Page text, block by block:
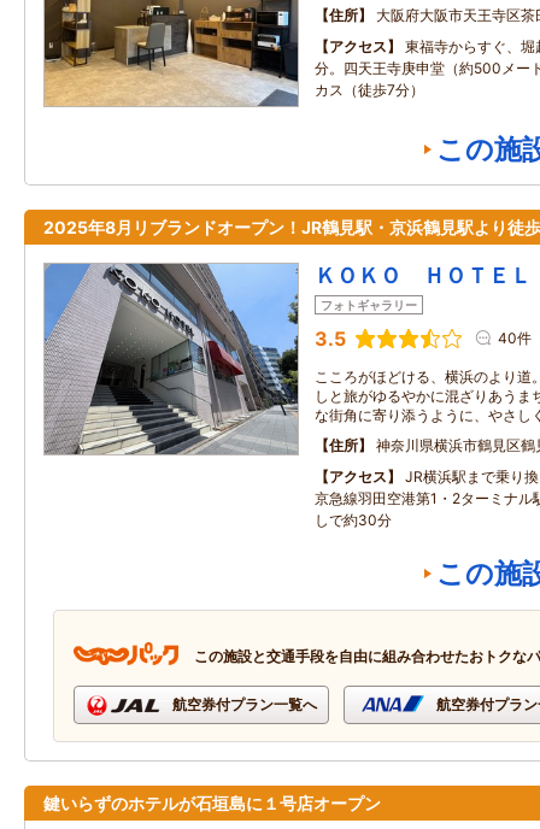
住所
大阪府大阪市天王寺区茶
アクセス
東福寺からすぐ、
分。四天王寺庚申堂（約500メー
カス（徒歩7分）
この施
2025年8月リブランドオープン！JR鶴見駅・京浜鶴見駅より徒
ＫＯＫＯ ＨＯＴＥ
フォトギャラリー
3.5 40件
こころがほどける、横浜のより道
しと旅がゆるやかに混ざりあうま
な街角に寄り添うように、やさし
住所
神奈川県横浜市鶴見区
アクセス
JR横浜駅まで乗り
京急線羽田空港第1・2ターミナル
しで約30分
この施
この施設と交通手段を自由に組み合わせたおトクな
航空券付プラン一覧へ 航空券付プラ
鍵いらずのホテルが石垣島に１号店オープン